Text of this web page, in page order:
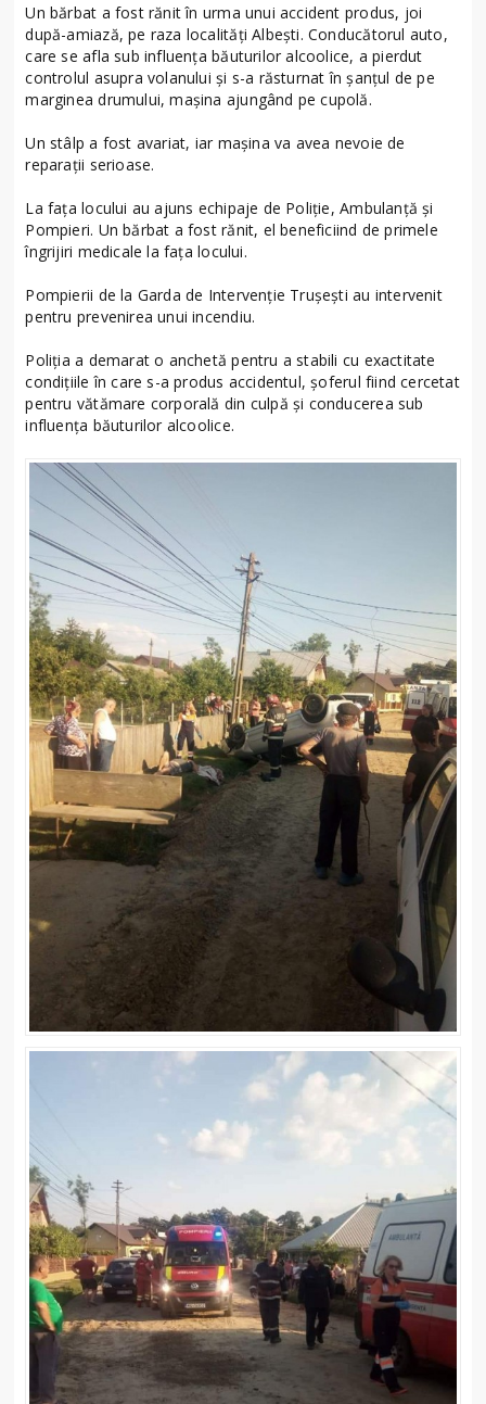
Un bărbat a fost rănit în urma unui accident produs, joi
după-amiază, pe raza localități Albești. Conducătorul auto,
care se afla sub influența băuturilor alcoolice, a pierdut
controlul asupra volanului și s-a răsturnat în șanțul de pe
marginea drumului, mașina ajungând pe cupolă.
Un stâlp a fost avariat, iar mașina va avea nevoie de
reparații serioase.
La fața locului au ajuns echipaje de Poliție, Ambulanță și
Pompieri. Un bărbat a fost rănit, el beneficiind de primele
îngrijiri medicale la fața locului.
Pompierii de la Garda de Intervenție Trușești au intervenit
pentru prevenirea unui incendiu.
Poliția a demarat o anchetă pentru a stabili cu exactitate
condițiile în care s-a produs accidentul, șoferul fiind cercetat
pentru vătămare corporală din culpă și conducerea sub
influența băuturilor alcoolice.